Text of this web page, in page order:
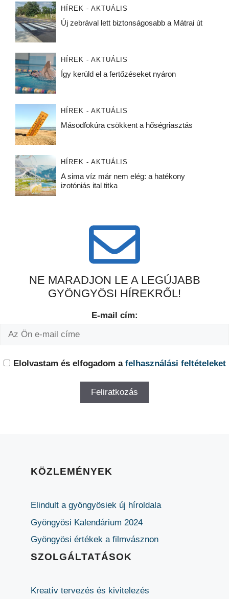
HÍREK - AKTUÁLIS
Új zebrával lett biztonságosabb a Mátrai út
HÍREK - AKTUÁLIS
Így kerüld el a fertőzéseket nyáron
HÍREK - AKTUÁLIS
Másodfokúra csökkent a hőségriasztás
HÍREK - AKTUÁLIS
A sima víz már nem elég: a hatékony
izotóniás ital titka
NE MARADJON LE A LEGÚJABB
GYÖNGYÖSI HÍREKRŐL!
E-mail cím:
Elolvastam és elfogadom a felhasználási feltételeket
KÖZLEMÉNYEK
Elindult a gyöngyösiek új híroldala
Gyöngyösi Kalendárium 2024
Gyöngyösi értékek a filmvásznon
SZOLGÁLTATÁSOK
Kreatív tervezés és kivitelezés